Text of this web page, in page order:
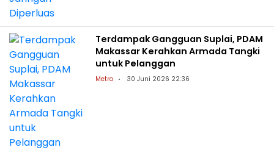
Terdampak Gangguan Suplai, PDAM
Makassar Kerahkan Armada Tangki
untuk Pelanggan
Metro 30 Juni 2026 22:36